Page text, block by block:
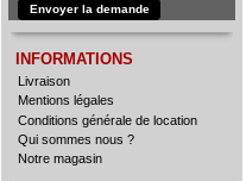
Envoyer la demande
Livraison
Mentions légales
Conditions générale de location
Qui sommes nous ?
Notre magasin